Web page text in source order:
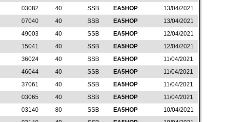
03082 40 SSB EA5HOP
13/04/2021
07040 40 SSB EA5HOP
13/04/2021
49003 40 SSB EA5HOP
12/04/2021
15041 40 SSB EA5HOP
12/04/2021
36024 40 SSB EA5HOP
11/04/2021
46044 40 SSB EA5HOP
11/04/2021
37061 40 SSB EA5HOP
11/04/2021
03065 40 SSB EA5HOP
11/04/2021
03140 80 SSB EA5HOP
10/04/2021